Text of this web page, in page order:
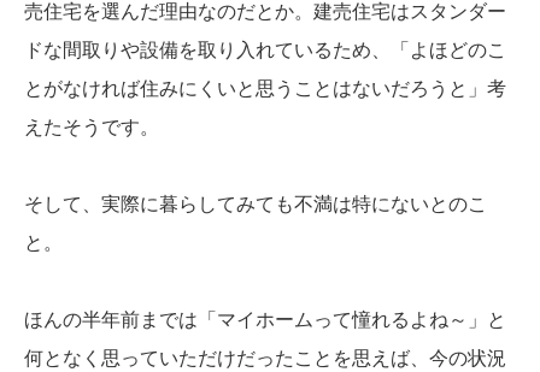
売住宅を選んだ理由なのだとか。建売住宅はスタンダー
ドな間取りや設備を取り入れているため、「よほどのこ
とがなければ住みにくいと思うことはないだろうと」考
えたそうです。
そして、実際に暮らしてみても不満は特にないとのこ
と。
ほんの半年前までは「マイホームって憧れるよね～」と
何となく思っていただけだったことを思えば、今の状況